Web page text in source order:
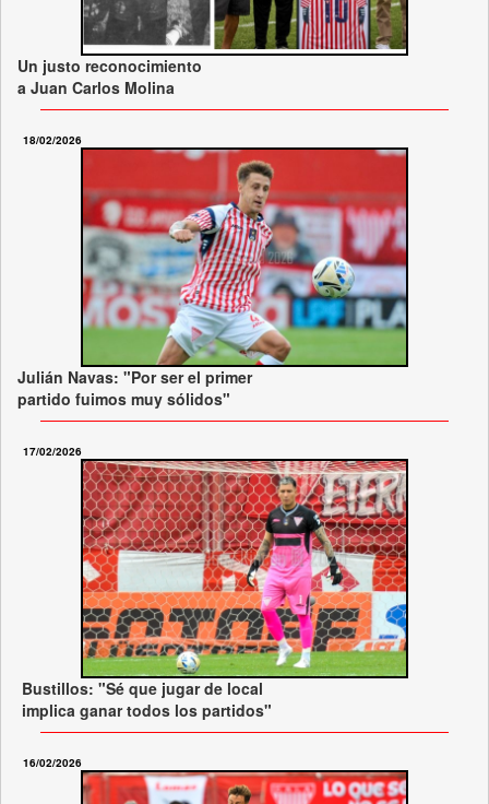
Un justo reconocimiento
a Juan Carlos Molina
18/02/2026
Julián Navas: "Por ser el primer
partido fuimos muy sólidos"
17/02/2026
Bustillos: "Sé que jugar de local
implica ganar todos los partidos"
16/02/2026